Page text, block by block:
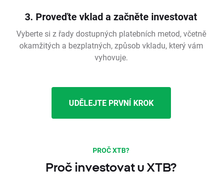
3. Proveďte vklad a začněte investovat
Vyberte si z řady dostupných platebních metod, včetně
okamžitých a bezplatných, způsob vkladu, který vám
vyhovuje.
UDĚLEJTE PRVNÍ KROK
PROČ XTB?
Proč investovat u XTB?